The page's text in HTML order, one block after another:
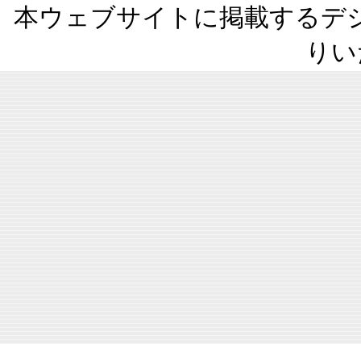
本ウェブサイトに掲載するデ
り